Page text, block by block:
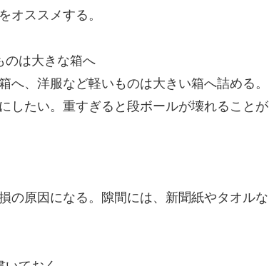
オススメする。
のは大きな箱へ
、洋服など軽いものは大きい箱へ詰める。
したい。重すぎると段ボールが壊れることが
の原因になる。隙間には、新聞紙やタオルな